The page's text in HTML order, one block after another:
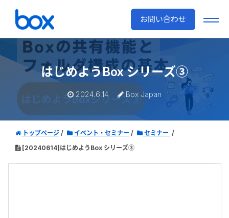
お問い合わせ
はじめようBox シリーズ③
2024.6.14 Box Japan
トップページ イベント・セミナー
セミナー
[20240614]はじめようBox シリーズ③